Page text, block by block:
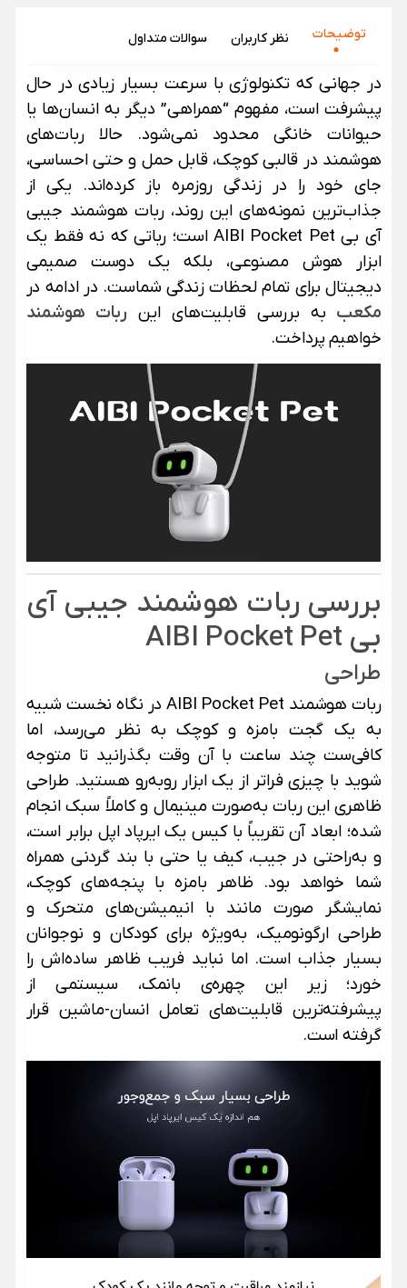
توضیحات نظر‌ کاربران سوالات متداول
در جهانی که تکنولوژی با سرعت بسیار زیادی در حال
پیشرفت است، مفهوم “همراهی” دیگر به انسان‌ها یا
حیوانات خانگی محدود نمی‌شود. حالا ربات‌های
هوشمند در قالبی کوچک، قابل حمل و حتی احساسی،
جای خود را در زندگی روزمره باز کرده‌اند. یکی از
جذاب‌ترین نمونه‌های این روند، ربات هوشمند جیبی
آی بی AIBI Pocket Pet است؛ رباتی که نه فقط یک
ابزار هوش مصنوعی، بلکه یک دوست صمیمی
دیجیتال برای تمام لحظات زندگی شماست. در ادامه در
مکعب به بررسی قابلیت‌های این ربات هوشمند
خواهیم پرداخت.
بررسی ربات هوشمند جیبی آی
بی AIBI Pocket Pet
طراحی
ربات هوشمند AIBI Pocket Pet در نگاه نخست شبیه
به یک گجت بامزه و کوچک به نظر می‌رسد، اما
کافی‌ست چند ساعت با آن وقت بگذرانید تا متوجه
شوید با چیزی فراتر از یک ابزار روبه‌رو هستید. طراحی
ظاهری این ربات به‌صورت مینیمال و کاملاً سبک انجام
شده؛ ابعاد آن تقریباً با کیس یک ایرپاد اپل برابر است،
و به‌راحتی در جیب، کیف یا حتی با بند گردنی همراه
شما خواهد بود. ظاهر بامزه با پنجه‌های کوچک،
نمایشگر صورت‌ مانند با انیمیشن‌های متحرک و
طراحی ارگونومیک، به‌ویژه برای کودکان و نوجوانان
بسیار جذاب است. اما نباید فریب ظاهر ساده‌اش را
خورد؛ زیر این چهره‌ی بانمک، سیستمی از
پیشرفته‌ترین قابلیت‌های تعامل انسان‌-ماشین قرار
گرفته است.